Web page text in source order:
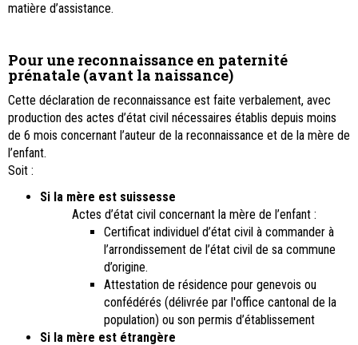
matière d’assistance.
Pour une reconnaissance en paternité
prénatale (avant la naissance)
Cette déclaration de reconnaissance est faite verbalement, avec
production des actes d’état civil nécessaires établis depuis moins
de 6 mois concernant l’auteur de la reconnaissance et de la mère de
l’enfant.
Soit :
Si la mère est suissesse
Actes d’état civil concernant la mère de l’enfant :
Certificat individuel d’état civil à commander à
l’arrondissement de l’état civil de sa commune
d’origine.
Attestation de résidence pour genevois ou
confédérés (délivrée par l'office cantonal de la
population) ou son permis d’établissement
Si la mère est étrangère